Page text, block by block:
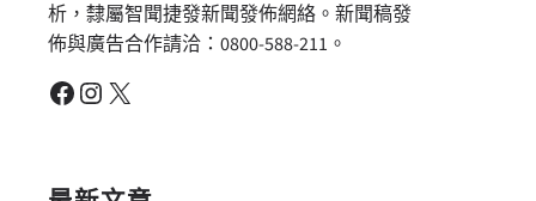
析，隸屬智聞捷發新聞發佈網絡。新聞稿發
佈與廣告合作請洽：0800-588-211。
Facebook Instagram X